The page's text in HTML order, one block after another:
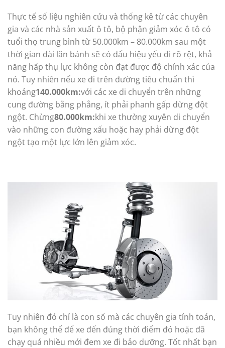
Thực tế số liệu nghiên cứu và thống kê từ các chuyên
gia và các nhà sản xuất ô tô, bộ phận giảm xóc ô tô có
tuổi thọ trung bình từ 50.000km – 80.000km sau một
thời gian dài lăn bánh sẽ có dấu hiệu yếu đi rõ rệt, khả
năng hấp thụ lực không còn đạt được độ chính xác của
nó. Tuy nhiên nếu xe đi trên đường tiêu chuẩn thì
khoảng140.000km:với các xe di chuyển trên những
cung đường bằng phẳng, ít phải phanh gấp dừng đột
ngột. Chừng80.000km:khi xe thường xuyên di chuyển
vào những con đường xấu hoặc hay phải dừng đột
ngột tạo một lực lớn lên giảm xóc.
Tuy nhiên đó chỉ là con số mà các chuyên gia tính toán,
bạn không thể để xe đến đúng thời điểm đó hoặc đã
chạy quá nhiều mới đem xe đi bảo dưỡng. Tốt nhất bạn